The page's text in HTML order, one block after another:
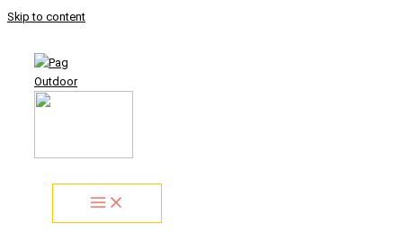
Skip to content